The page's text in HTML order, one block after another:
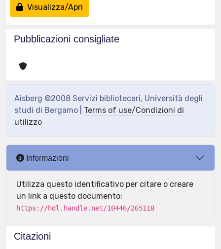
Visualizza/Apri
Pubblicazioni consigliate
Aisberg ©2008 Servizi bibliotecari, Università degli
studi di Bergamo | Terms of use/Condizioni di
utilizzo
Informazioni
Utilizza questo identificativo per citare o creare
un link a questo documento:
https://hdl.handle.net/10446/265110
Citazioni